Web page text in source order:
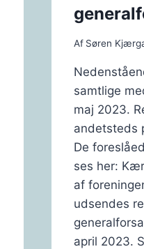
Af Søren
samtlige
maj 2023.
andetsteds
De
ses her:
af
udsendes
april 2023.